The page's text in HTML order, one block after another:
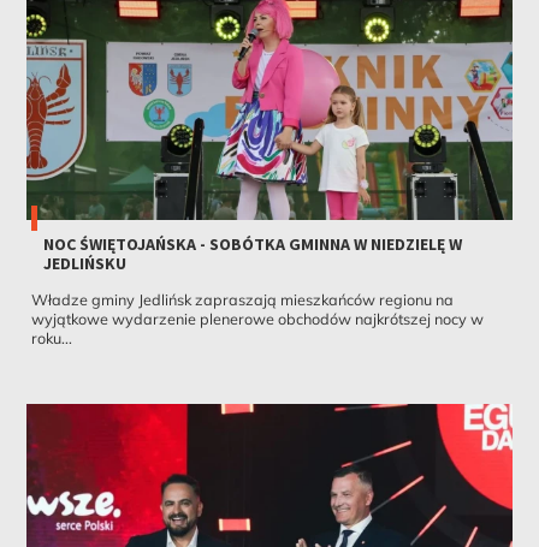
NOC ŚWIĘTOJAŃSKA - SOBÓTKA GMINNA W NIEDZIELĘ W
JEDLIŃSKU
Władze gminy Jedlińsk zapraszają mieszkańców regionu na
wyjątkowe wydarzenie plenerowe obchodów najkrótszej nocy w
roku...